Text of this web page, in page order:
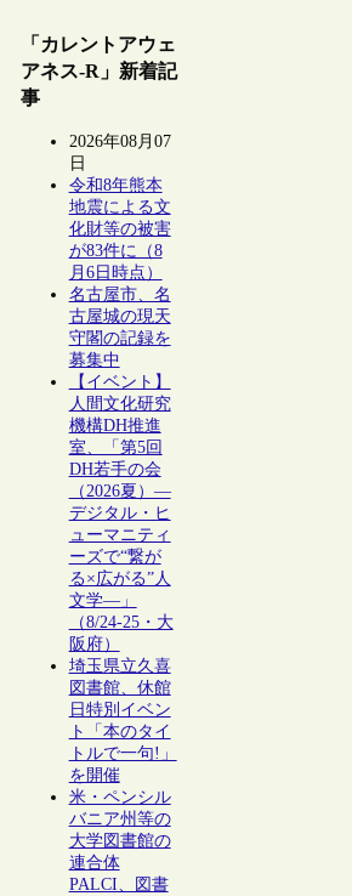
「カレントアウェ
アネス-R」新着記
事
2026年08月07
日
令和8年熊本
地震による文
化財等の被害
が83件に（8
月6日時点）
名古屋市、名
古屋城の現天
守閣の記録を
募集中
【イベント】
人間文化研究
機構DH推進
室、「第5回
DH若手の会
（2026夏）―
デジタル・ヒ
ューマニティ
ーズで“繋が
る×広がる”人
文学―」
（8/24-25・大
阪府）
埼玉県立久喜
図書館、休館
日特別イベン
ト「本のタイ
トルで一句!」
を開催
米・ペンシル
バニア州等の
大学図書館の
連合体
PALCI、図書